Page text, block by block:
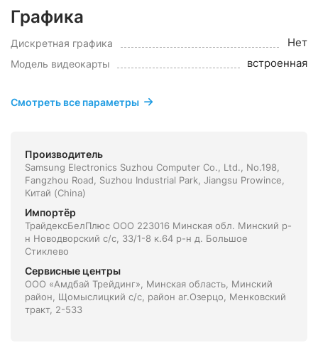
Графика
Дискретная графика Нет
Модель видеокарты встроенная
Смотреть все параметры
Производитель
Samsung Electronics Suzhou Computer Co., Ltd., No.198,
Fangzhou Road, Suzhou Industrial Park, Jiangsu Prowince,
Китай (China)
Импортёр
ТрайдексБелПлюс ООО 223016 Минская обл. Минский р-
н Новодворский с/с, 33/1-8 к.64 р-н д. Большое
Стиклево
Сервисные центры
ООО «Амдбай Трейдинг», Минская область, Минский
район, Щомыслицкий с/с, район аг.Озерцо, Менковский
тракт, 2-533